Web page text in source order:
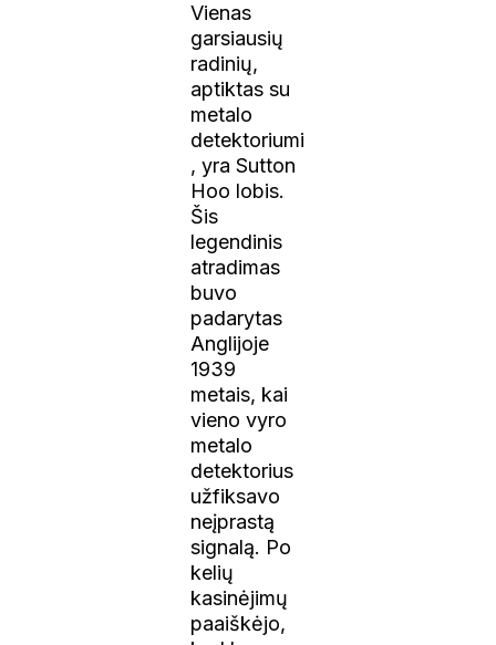
Vienas
garsiausių
radinių,
aptiktas su
metalo
detektoriumi
, yra Sutton
Hoo lobis.
Šis
legendinis
atradimas
buvo
padarytas
Anglijoje
1939
metais, kai
vieno vyro
metalo
detektorius
užfiksavo
neįprastą
signalą. Po
kelių
kasinėjimų
paaiškėjo,